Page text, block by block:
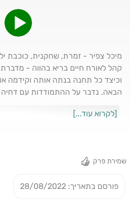
מיכל צפיר - זמרת, שחקנית, כוכבת
קהל לאורח חיים בריא בהווה -
וכיצד כל תחנה בנתה אותה וקידמה
הבאה. נדבר על ההתמודדות עם דחיה
אינטלקטואלית ובתודעת למידה -
[לקרוא עוד...]
שמירת פרק
פורסם בתאריך: 28/08/2022